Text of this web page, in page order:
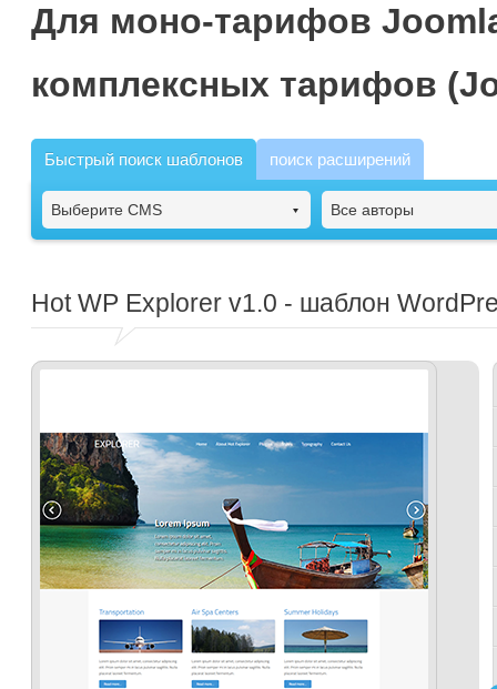
Для моно-тарифов
комплексных тарифов
Быстрый поиск шаблонов поиск расширений
Выберите CMS Все авторы
Hot WP Explorer v1.0 - шаблон